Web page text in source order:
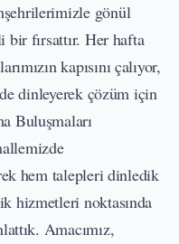
gönül
bir fırsattır. Her hafta
kapısını çalıyor,
dinleyerek çözüm için
Buluşmaları
hem talepleri dinledik
hizmetleri noktasında
Amacımız,